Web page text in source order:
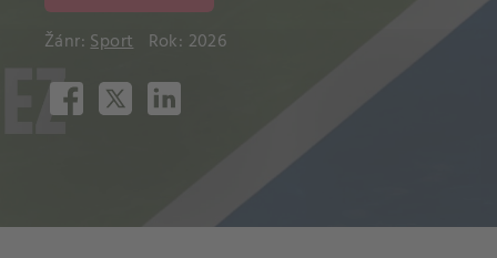
Žánr:Sport Rok: 2026